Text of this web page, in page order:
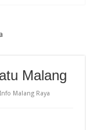
Malang
Info Malang Raya